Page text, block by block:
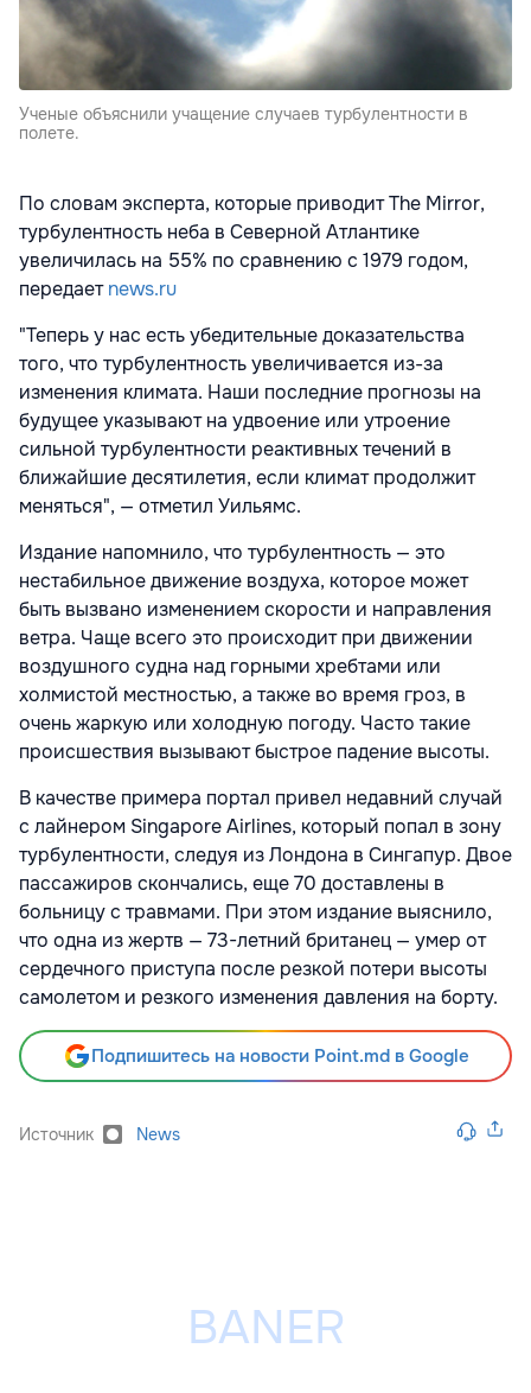
Ученые объяснили учащение случаев турбулентности в
полете.
По словам эксперта, которые приводит The Mirror,
турбулентность неба в Северной Атлантике
увеличилась на 55% по сравнению с 1979 годом,
передаетnews.ru
"Теперь у нас есть убедительные доказательства
того, что турбулентность увеличивается из-за
изменения климата. Наши последние прогнозы на
будущее указывают на удвоение или утроение
сильной турбулентности реактивных течений в
ближайшие десятилетия, если климат продолжит
меняться", — отметил Уильямс.
Издание напомнило, что турбулентность — это
нестабильное движение воздуха, которое может
быть вызвано изменением скорости и направления
ветра. Чаще всего это происходит при движении
воздушного судна над горными хребтами или
холмистой местностью, а также во время гроз, в
очень жаркую или холодную погоду. Часто такие
происшествия вызывают быстрое падение высоты.
В качестве примера портал привел недавний случай
с лайнером Singapore Airlines, который попал в зону
турбулентности, следуя из Лондона в Сингапур. Двое
пассажиров скончались, еще 70 доставлены в
больницу с травмами. При этом издание выяснило,
что одна из жертв — 73-летний британец — умер от
сердечного приступа после резкой потери высоты
самолетом и резкого изменения давления на борту.
Подпишитесь на новости Point.md в Google
Источник News